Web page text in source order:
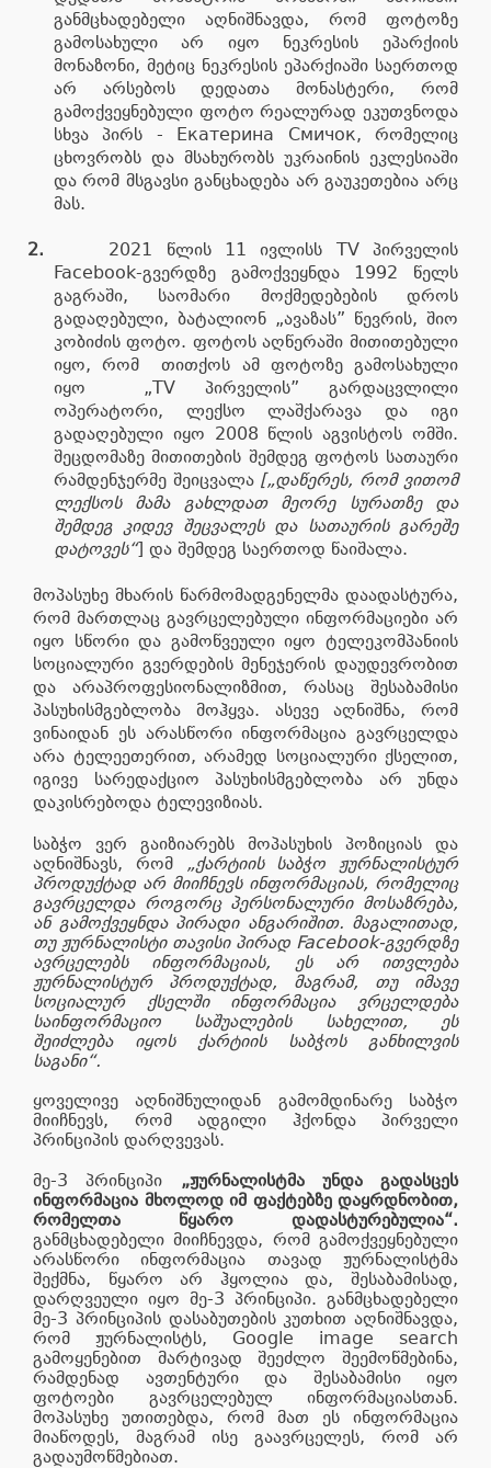
განმცხადებელი აღნიშნავდა, რომ ფოტოზე
გამოსახული არ იყო ნეკრესის ეპარქიის
მონაზონი, მეტიც ნეკრესის ეპარქიაში საერთოდ
არ არსებოს დედათა მონასტერი, რომ
გამოქვეყნებული ფოტო რეალურად ეკუთვნოდა
სხვა პირს - Екатерина Смичок, რომელიც
ცხოვრობს და მსახურობს უკრაინის ეკლესიაში
და რომ მსგავსი განცხადება არ გაუკეთებია არც
მას.
2.
2021 წლის 11 ივლისს TV პირველის
Facebook-გვერდზე გამოქვეყნდა 1992 წელს
გაგრაში, საომარი მოქმედებების დროს
გადაღებული, ბატალიონ „ავაზას” წევრის, შიო
კობიძის ფოტო. ფოტოს აღწერაში მითითებული
იყო, რომ თითქოს ამ ფოტოზე გამოსახული
იყო „TV პირველის” გარდაცვლილი
ოპერატორი, ლექსო ლაშქარავა და იგი
გადაღებული იყო 2008 წლის აგვისტოს ომში.
შეცდომაზე მითითების შემდეგ ფოტოს სათაური
რამდენჯერმე შეიცვალა [„დაწერეს, რომ ვითომ
ლექსოს მამა გახლდათ მეორე სურათზე და
შემდეგ კიდევ შეცვალეს და სათაურის გარეშე
დატოვეს“] და შემდეგ საერთოდ წაიშალა.
მოპასუხე მხარის წარმომადგენელმა დაადასტურა,
რომ მართლაც გავრცელებული ინფორმაციები არ
იყო სწორი და გამოწვეული იყო ტელეკომპანიის
სოციალური გვერდების მენეჯერის დაუდევრობით
და არაპროფესიონალიზმით, რასაც შესაბამისი
პასუხისმგებლობა მოჰყვა. ასევე აღნიშნა, რომ
ვინაიდან ეს არასწორი ინფორმაცია გავრცელდა
არა ტელეეთერით, არამედ სოციალური ქსელით,
იგივე სარედაქციო პასუხისმგებლობა არ უნდა
დაკისრებოდა ტელევიზიას.
საბჭო ვერ გაიზიარებს მოპასუხის პოზიციას და
აღნიშნავს, რომ
„ქარტიის საბჭო ჟურნალისტურ
პროდუქტად არ მიიჩნევს ინფორმაციას, რომელიც
გავრცელდა როგორც პერსონალური მოსაზრება,
ან გამოქვეყნდა პირადი ანგარიშით. მაგალითად,
თუ ჟურნალისტი თავისი პირად Facebook-გვერდზე
ავრცელებს ინფორმაციას, ეს არ ითვლება
ჟურნალისტურ პროდუქტად, მაგრამ, თუ იმავე
სოციალურ ქსელში ინფორმაცია ვრცელდება
საინფორმაციო საშუალების სახელით, ეს
შეიძლება იყოს ქარტიის საბჭოს განხილვის
საგანი“.
ყოველივე აღნიშნულიდან გამომდინარე საბჭო
მიიჩნევს, რომ ადგილი ჰქონდა პირველი
პრინციპის დარღვევას.
მე-3 პრინციპი
„ჟურნალისტმა უნდა გადასცეს
ინფორმაცია მხოლოდ იმ ფაქტებზე დაყრდნობით,
რომელთა წყარო დადასტურებულია“.
განმცხადებელი მიიჩნევდა, რომ გამოქვეყნებული
არასწორი ინფორმაცია თავად ჟურნალისტმა
შექმნა, წყარო არ ჰყოლია და, შესაბამისად,
დარღვეული იყო მე-3 პრინციპი. განმცხადებელი
მე-3 პრინციპის დასაბუთების კუთხით აღნიშნავდა,
რომ ჟურნალისტს, Google image search
გამოყენებით მარტივად შეეძლო შეემოწმებინა,
რამდენად ავთენტური და შესაბამისი იყო
ფოტოები გავრცელებულ ინფორმაციასთან.
მოპასუხე უთითებდა, რომ მათ ეს ინფორმაცია
მიაწოდეს, მაგრამ ისე გაავრცელეს, რომ არ
გადაუმოწმებიათ.